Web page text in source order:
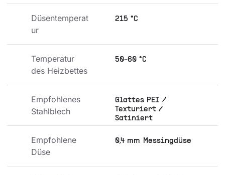
Düsentemperat
ur
215 °C
Temperatur
des Heizbettes
50-60 °C
Empfohlenes
Stahlblech
Glattes PEI /
Texturiert /
Satiniert
Empfohlene
Düse
0,4 mm Messingdüse